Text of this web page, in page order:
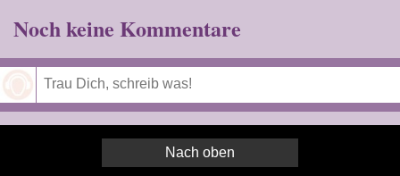
Noch keine Kommentare
Nach oben